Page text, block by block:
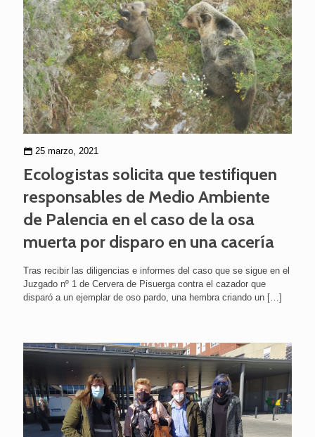
25 marzo, 2021
Ecologistas solicita que testifiquen
responsables de Medio Ambiente
de Palencia en el caso de la osa
muerta por disparo en una cacería
Tras recibir las diligencias e informes del caso que se sigue en el
Juzgado nº 1 de Cervera de Pisuerga contra el cazador que
disparó a un ejemplar de oso pardo, una hembra criando un […]